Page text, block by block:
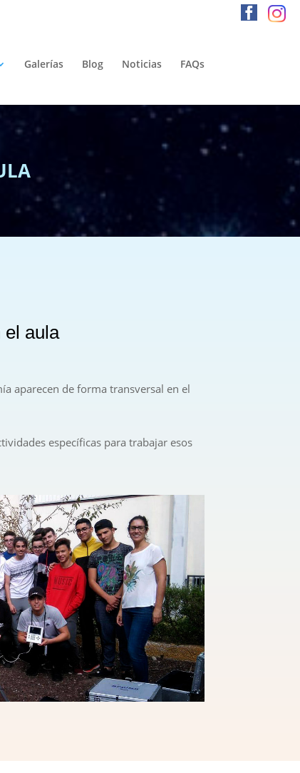
Galerías Blog Noticias FAQs
el aula
aparecen de forma transversal en el
específicas para trabajar esos